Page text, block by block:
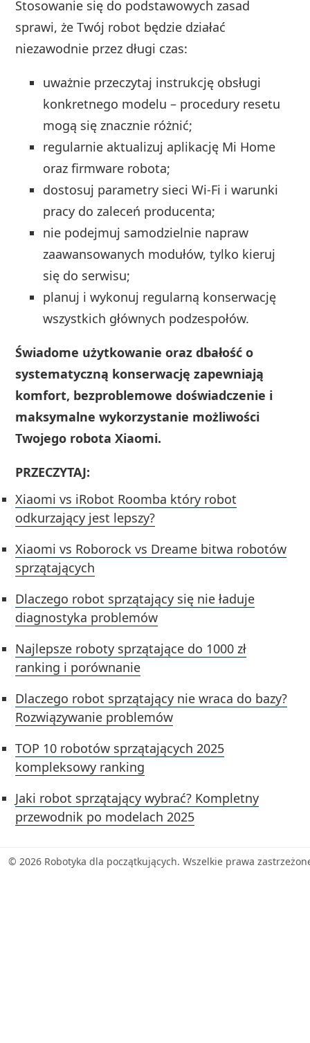
Stosowanie się do podstawowych zasad
sprawi, że Twój robot będzie działać
niezawodnie przez długi czas:
uważnie przeczytaj instrukcję obsługi
konkretnego modelu – procedury resetu
mogą się znacznie różnić;
regularnie aktualizuj aplikację Mi Home
oraz firmware robota;
dostosuj parametry sieci Wi-Fi i warunki
pracy do zaleceń producenta;
nie podejmuj samodzielnie napraw
zaawansowanych modułów, tylko kieruj
się do serwisu;
planuj i wykonuj regularną konserwację
wszystkich głównych podzespołów.
Świadome użytkowanie oraz dbałość o
systematyczną konserwację zapewniają
komfort, bezproblemowe doświadczenie i
maksymalne wykorzystanie możliwości
Twojego robota Xiaomi.
PRZECZYTAJ:
Xiaomi vs iRobot Roomba który robot
odkurzający jest lepszy?
Xiaomi vs Roborock vs Dreame bitwa robotów
sprzątających
Dlaczego robot sprzątający się nie ładuje
diagnostyka problemów
Najlepsze roboty sprzątające do 1000 zł
ranking i porównanie
Dlaczego robot sprzątający nie wraca do bazy?
Rozwiązywanie problemów
TOP 10 robotów sprzątających 2025
kompleksowy ranking
Jaki robot sprzątający wybrać? Kompletny
przewodnik po modelach 2025
© 2026 Robotyka dla początkujących. Wszelkie prawa